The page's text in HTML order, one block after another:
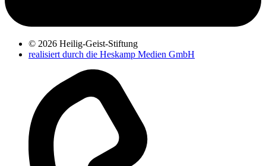
© 2026 Heilig-Geist-Stiftung
realisiert durch die Heskamp Medien GmbH